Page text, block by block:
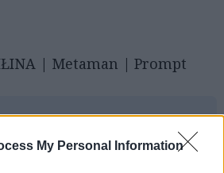
My Personal Information
| Metaman | Prompt
Πολιτισμού